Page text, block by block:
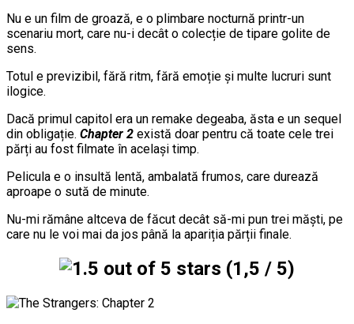
Nu e un film de groază, e o plimbare nocturnă printr-un
scenariu mort, care nu-i decât o colecție de tipare golite de
sens.
Totul e previzibil, fără ritm, fără emoție și multe lucruri sunt
ilogice.
Dacă primul capitol era un remake degeaba, ăsta e un sequel
din obligație. Chapter 2 există doar pentru că toate cele trei
părți au fost filmate în același timp.
Pelicula e o insultă lentă, ambalată frumos, care durează
aproape o sută de minute.
Nu-mi rămâne altceva de făcut decât să-mi pun trei măști, pe
care nu le voi mai da jos până la apariția părții finale.
(1,5 / 5)